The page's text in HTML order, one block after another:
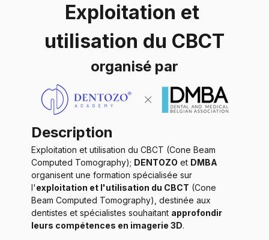
Exploitation et
utilisation du CBCT
organisé par
Description
Exploitation et utilisation du CBCT (Cone Beam
Computed Tomography); DENTOZO et DMBA
organisent une formation spécialisée sur
l'exploitation et l'utilisation du CBCT (Cone
Beam Computed Tomography), destinée aux
dentistes et spécialistes souhaitant approfondir
leurs compétences en imagerie 3D.